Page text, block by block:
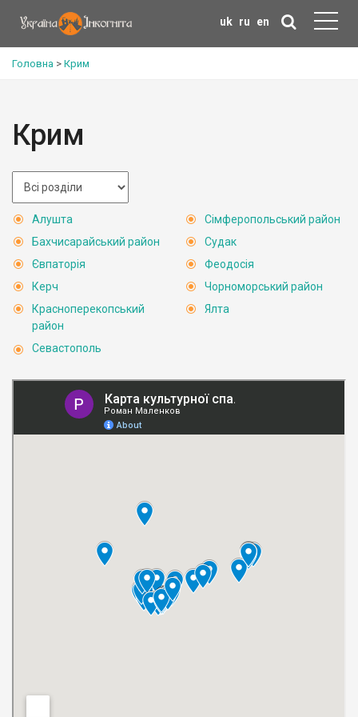
uk ru en
Головна > Крим
Крим
Алушта
Бахчисарайський район
Євпаторія
Керч
Красноперекопський
район
Севастополь
Сімферопольський район
Судак
Феодосія
Чорноморський район
Ялта